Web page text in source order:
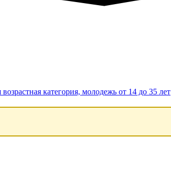
категория, молодежь от 14 до 35 лет